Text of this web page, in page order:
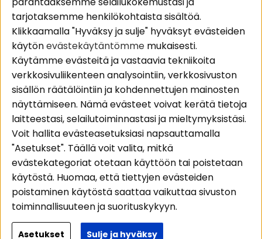
Pakettiratkaisut
Autostereot
Kaiuttimet
Päätevahvistimet
Lisätarvikkeet
Kaapelit
Evästeet
Huolto- ja
takuutiedot
Ostoehdot
Palautus
Tietosuojapolitiikka
Alueet
Autohifi
Kotihifi
Uutuudet
Seuraa meitä
Instagram
Facebook
Youtube
Tiktok
tarjotaksemme henkilökohtaista sisältöä.
Klikkaamalla "Hyväksy ja sulje" hyväksyt evästeiden
käytönevästekäytäntömme mukaisesti.
Käytämme evästeitä ja vastaavia tekniikoita
verkkosivuliikenteen analysointiin, verkkosivuston
sisällön räätälöintiin ja kohdennettujen mainosten
näyttämiseen. Nämä evästeet voivat kerätä tietoja
laitteestasi, selailutoiminnastasi ja mieltymyksistäsi.
Voit hallita evästeasetuksiasi napsauttamalla
"Asetukset". Täällä voit valita, mitkä
evästekategoriat otetaan käyttöön tai poistetaan
käytöstä. Huomaa, että tiettyjen evästeiden
poistaminen käytöstä saattaa vaikuttaa sivuston
toiminnallisuuteen ja suorituskykyyn.
Lisätietoja siitä, miten käytämme evästeitä ja
Asetukset Sulje ja hyväksy